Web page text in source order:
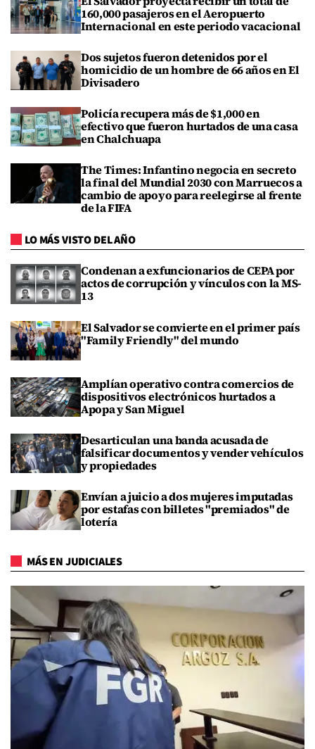
160,000 pasajeros en el Aeropuerto
Internacional en este periodo vacacional
Dos sujetos fueron detenidos por el
homicidio de un hombre de 66 años en El
Divisadero
Policía recupera más de $1,000 en
efectivo que fueron hurtados de una casa
en Chalchuapa
The Times: Infantino negocia en secreto
la final del Mundial 2030 con Marruecos a
cambio de apoyo para reelegirse al frente
de la FIFA
LO MÁS VISTO DEL AÑO
Condenan a exfuncionarios de CEPA por
actos de corrupción y vínculos con la MS-
13
El Salvador se convierte en el primer país
"Family Friendly" del mundo
Amplían operativo contra comercios de
dispositivos electrónicos hurtados a
Apopa y San Miguel
Desarticulan una banda acusada de
falsificar documentos y vender vehículos
y propiedades
Envían a juicio a dos mujeres imputadas
por estafas con billetes "premiados" de
lotería
MÁS EN JUDICIALES